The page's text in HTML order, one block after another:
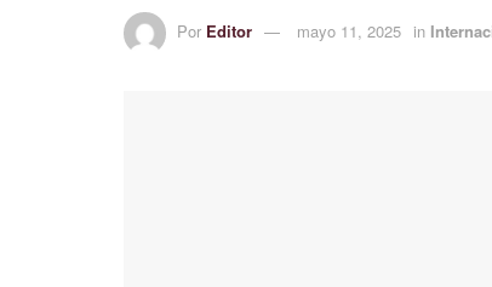
Por Editor mayo 11, 2025 in